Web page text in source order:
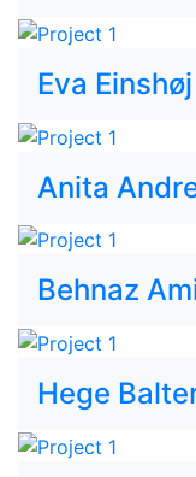
Eva Einshøj
Anita
Behnaz
Hege